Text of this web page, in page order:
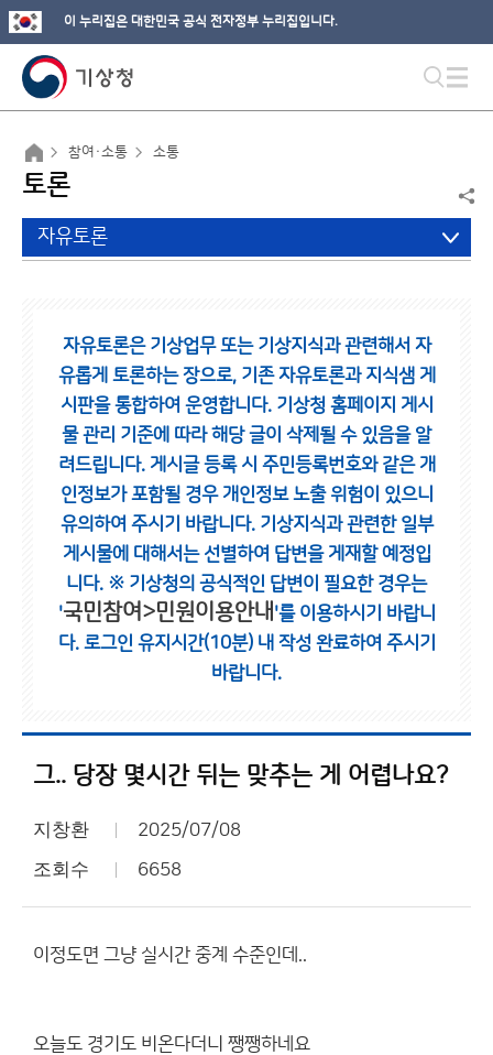
이 누리집은 대한민국 공식 전자정부 누리집입니다.
참여·소통 소통
토론
자유토론
자유토론은 기상업무 또는 기상지식과 관련해서 자
유롭게 토론하는 장으로, 기존 자유토론과 지식샘 게
시판을 통합하여 운영합니다. 기상청 홈페이지 게시
물 관리 기준에 따라 해당 글이 삭제될 수 있음을 알
려드립니다. 게시글 등록 시 주민등록번호와 같은 개
인정보가 포함될 경우 개인정보 노출 위험이 있으니
유의하여 주시기 바랍니다. 기상지식과 관련한 일부
게시물에 대해서는 선별하여 답변을 게재할 예정입
니다. ※ 기상청의 공식적인 답변이 필요한 경우는
'국민참여>민원이용안내 '를 이용하시기 바랍니
다. 로그인 유지시간(10분) 내 작성 완료하여 주시기
바랍니다.
그.. 당장 몇시간 뒤는 맞추는 게 어렵나요?
지창환 2025/07/08
조회수 6658
이정도면 그냥 실시간 중계 수준인데..
오늘도 경기도 비온다더니 쨍쨍하네요